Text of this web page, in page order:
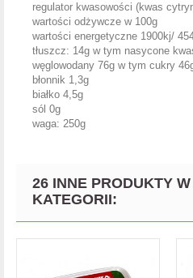
regulator kwasowości (kwas
wartości odżywcze w 100g
wartości energetyczne 1900kj/
tłuszcz: 14g w tym nasycone
węglowodany 76g w tym cukry
błonnik 1,3g
białko 4,5g
sól 0g
waga: 250g
26 INNE PRODUKTY
KATEGORII: